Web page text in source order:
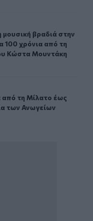
Αλφά για τα 100
μουσική βραδιά στην
μουσική βραδιά στην
100 χρόνια από τη
Κώστα Μουντάκη
παραλία των
από τη Μίλατο έως την
από τη Μίλατο έως
των Ανωγείων